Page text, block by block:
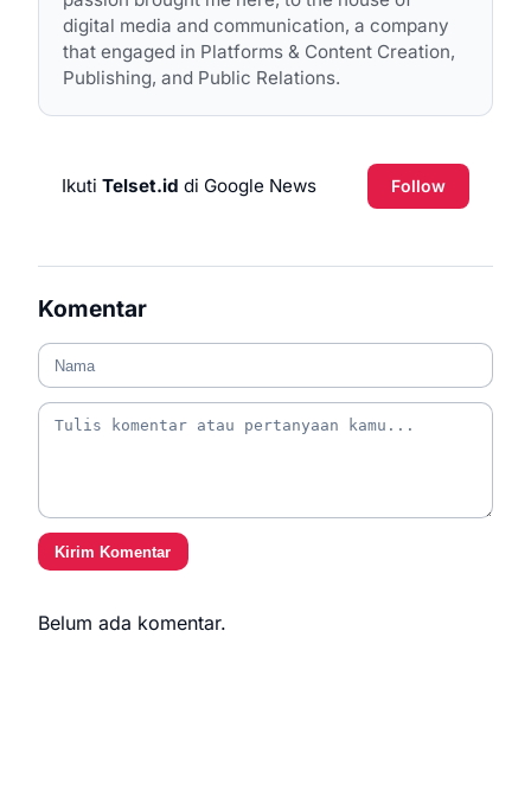
digital media and communication, a company
that engaged in Platforms & Content Creation,
Publishing, and Public Relations.
Ikuti Telset.id di Google News Follow
Komentar
Kirim Komentar
Belum ada komentar.